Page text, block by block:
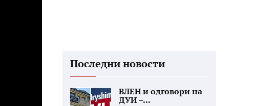
Последни новости
ВЛЕН и одговори на
ДУИ –...